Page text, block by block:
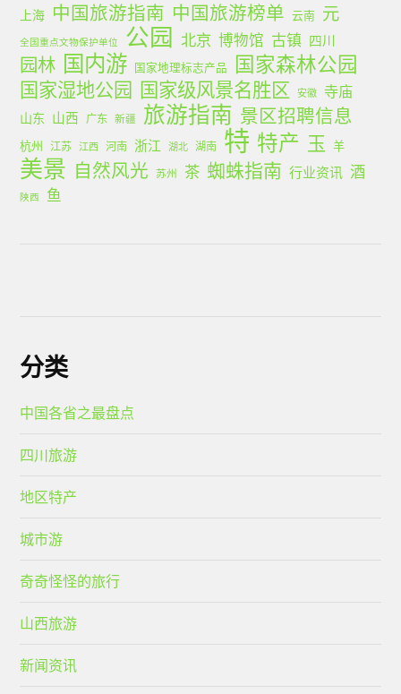
上海 中国旅游指南 中国旅游榜单 云南 元
全国重点文物保护单位 公园 北京 博物馆 古镇 四川
园林 国内游 国家地理标志产品 国家森林公园
国家湿地公园 国家级风景名胜区 安徽 寺庙
山东 山西 广东 新疆 旅游指南 景区招聘信息
杭州 江苏 江西 河南 浙江 湖北 湖南 特 特产 玉 羊
美景 自然风光 苏州 茶 蜘蛛指南 行业资讯 酒
陕西 鱼
分类
中国各省之最盘点
四川旅游
地区特产
城市游
奇奇怪怪的旅行
山西旅游
新闻资讯